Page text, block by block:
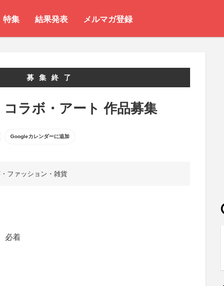
特集 結果発表 メルマガ登録
募集終了
ラボ・アート 作品募集
Googleカレンダーに追加
ファッション・雑貨
必着